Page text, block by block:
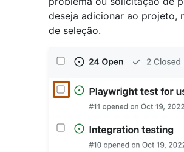
deseja adicionar ao projeto,
de seleção.